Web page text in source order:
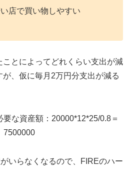
店で買い物しやすい
ことによってどれくらい支出が減
、仮に毎月2万円分支出が減る
な資産額：20000*12*25/0.8＝
7500000
いらなくなるので、FIREのハー